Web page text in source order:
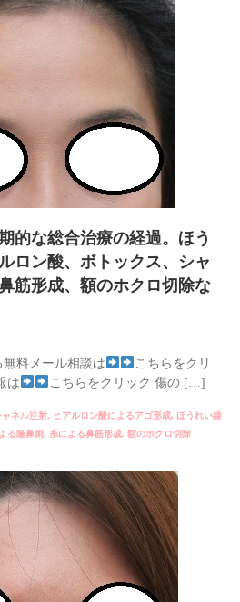
的な総合治療の経過。ほう
ロン酸、ボトックス、シャ
筋形成、額のホクロ切除な
料メール相談は
こちらをクリ
は
こちらをクリック 傷の […]
ャネル注射, ヒアルロン酸によるアゴ形成, ほうれい線
る隆鼻術, 糸による鼻筋形成, 額のホクロ切除